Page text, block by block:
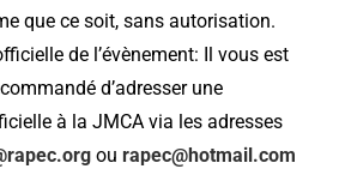
que ce soit, sans autorisation.
de l’évènement: Il vous est
d’adresser une
à la JMCA via les adresses
ou rapec@hotmail.com